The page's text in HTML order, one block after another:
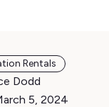
Rentals
Dodd
5, 2024